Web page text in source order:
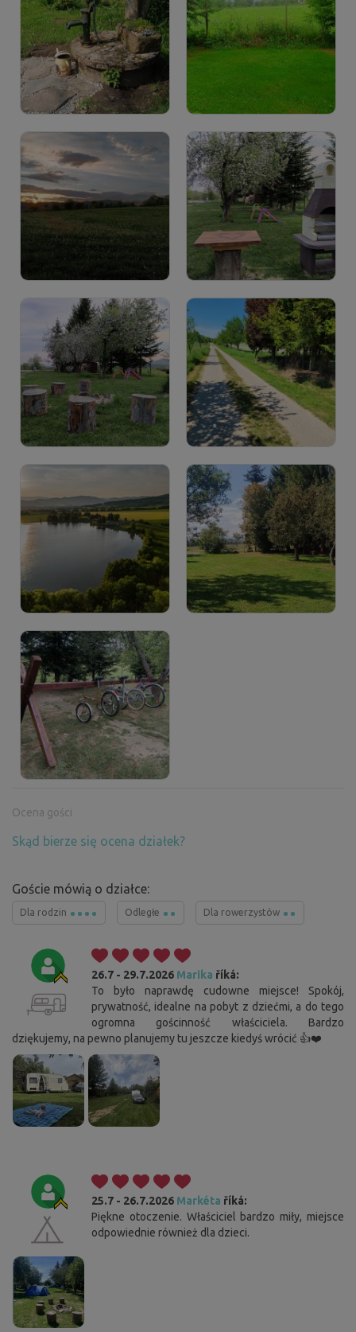
Ocena gości
Skąd bierze się ocena działek?
Goście mówią o działce:
Dla rodzin Odległe Dla rowerzystów
26.7 - 29.7.2026 Marika říká:
To było naprawdę cudowne miejsce! Spokój,
prywatność, idealne na pobyt z dziećmi, a do tego
ogromna gościnność właściciela. Bardzo
dziękujemy, na pewno planujemy tu jeszcze kiedyś wrócić 👍❤️
25.7 - 26.7.2026 Markéta říká:
Piękne otoczenie. Właściciel bardzo miły, miejsce
odpowiednie również dla dzieci.